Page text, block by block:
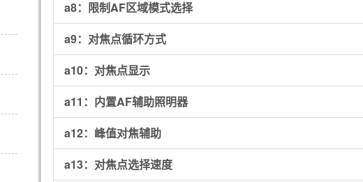
a8： 限制AF区域模式选择
a9： 对焦点循环方式
a10： 对焦点显示
a11： 内置AF辅助照明器
a12： 峰值对焦辅助
a13： 对焦点选择速度